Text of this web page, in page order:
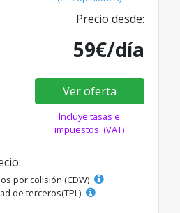
Precio desde:
59€/día
Ver oferta
Incluye tasas e
impuestos. (VAT)
por colisión (CDW)
de terceros(TPL)